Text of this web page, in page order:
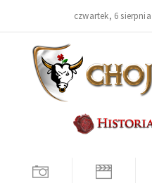
czwartek, 6